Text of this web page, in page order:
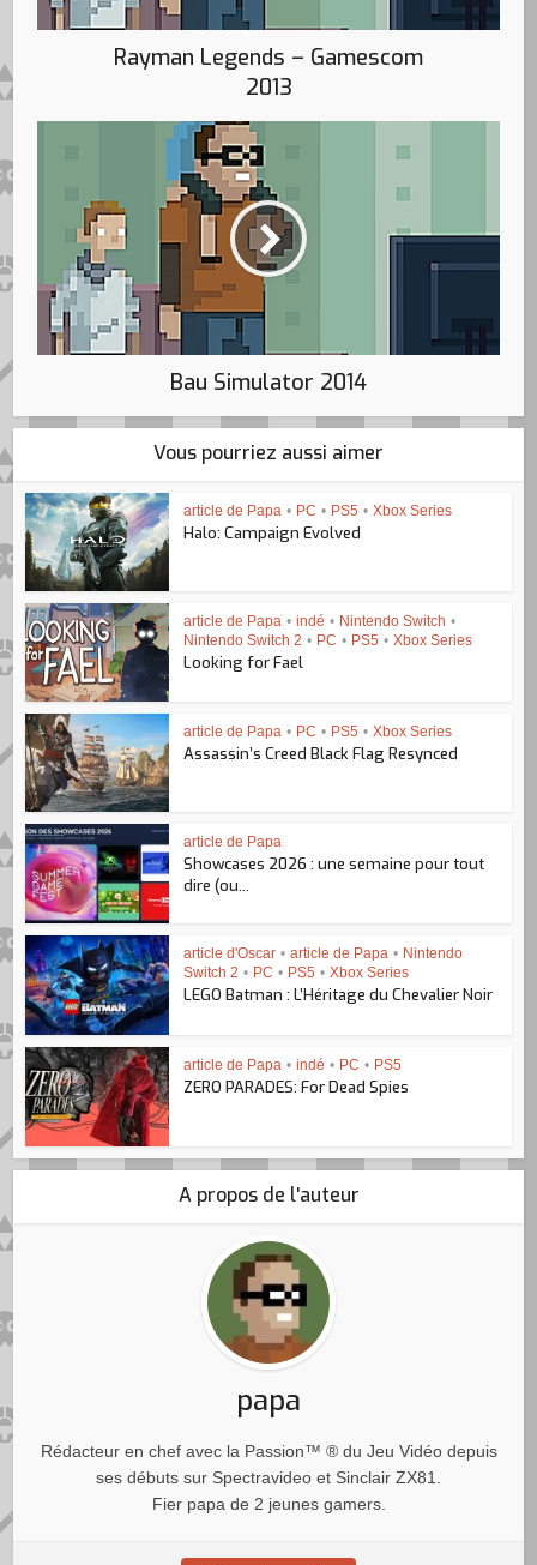
Rayman Legends – Gamescom
2013
Bau Simulator 2014
Vous pourriez aussi aimer
article de Papa • PC • PS5 • Xbox Series
Halo: Campaign Evolved
article de Papa • indé • Nintendo Switch •
Nintendo Switch 2 • PC • PS5 • Xbox Series
Looking for Fael
article de Papa • PC • PS5 • Xbox Series
Assassin’s Creed Black Flag Resynced
article de Papa
Showcases 2026 : une semaine pour tout
dire (ou...
article d'Oscar • article de Papa • Nintendo
Switch 2 • PC • PS5 • Xbox Series
LEGO Batman : L’Héritage du Chevalier Noir
article de Papa • indé • PC • PS5
ZERO PARADES: For Dead Spies
A propos de l'auteur
papa
Rédacteur en chef avec la Passion™ ® du Jeu Vidéo depuis
ses débuts sur Spectravideo et Sinclair ZX81.
Fier papa de 2 jeunes gamers.